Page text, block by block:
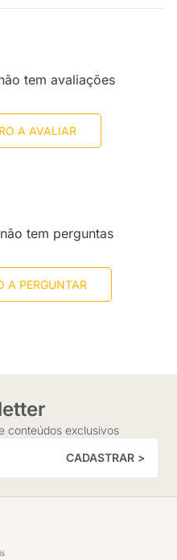
tem avaliações
A AVALIAR
tem perguntas
A PERGUNTAR
conteúdos exclusivos
CADASTRAR >